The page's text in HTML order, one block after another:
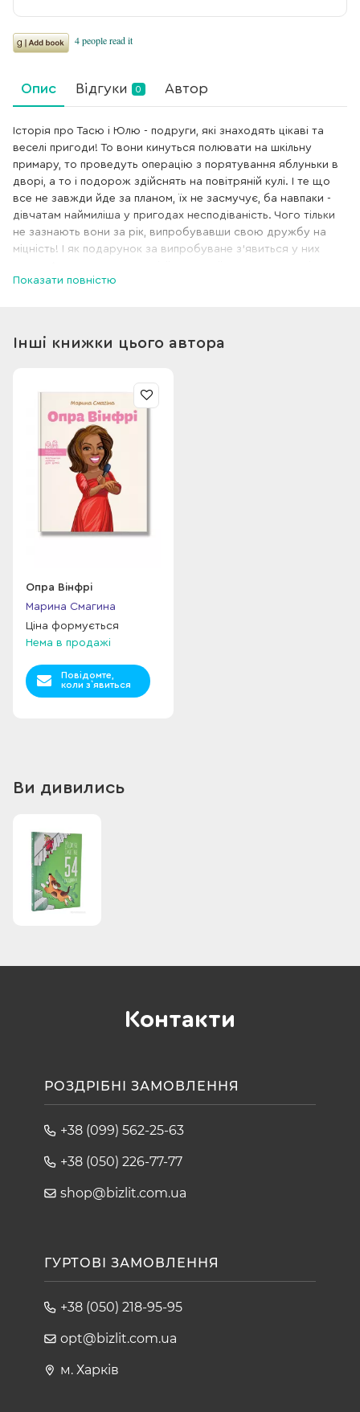
Опис Відгуки 0 Автор
Історія про Тасю і Юлю - подруги, які знаходять цікаві та
веселі пригоди! То вони кинуться полювати на шкільну
примару, то проведуть операцію з порятування яблуньки в
дворі, а то і подорож здійснять на повітряній кулі. І те що
все не завжди йде за планом, їх не засмучує, ба навпаки -
дівчатам наймиліша у пригодах несподіваність. Чого тільки
не зазнають вони за рік, випробувавши свою дружбу на
міцність! І як подарунок за випробуване з'явиться у них
шубовснув термос із чаєм.
Показати повністю
Інші книжки цього автора
Опра Вінфрі
Марина Смагина
Ціна формується
Нема в продажі
Повідомте,
коли з`явиться
Ви дивились
Контакти
РОЗДРІБНІ ЗАМОВЛЕННЯ
+38 (099) 562-25-63
+38 (050) 226-77-77
shop@bizlit.com.ua
ГУРТОВІ ЗАМОВЛЕННЯ
+38 (050) 218-95-95
opt@bizlit.com.ua
м. Харків